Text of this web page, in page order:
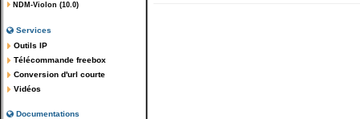
NDM-Violon (10.0)
Services
Outils IP
Télécommande freebox
Conversion d'url courte
Vidéos
Documentations